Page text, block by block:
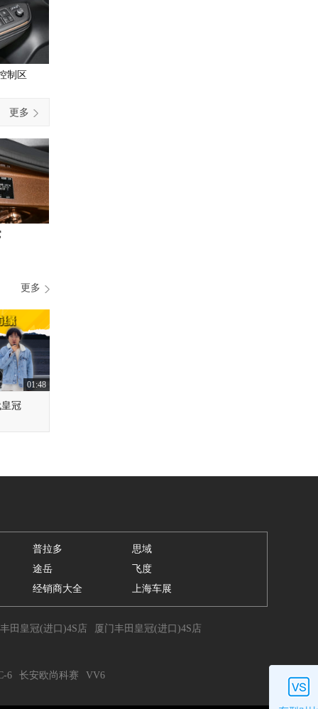
制区
更多
更多
01:48
冠
普拉多
思域
途岳
飞度
经销商大全
上海车展
田皇冠(进口)4S店 厦门丰田皇冠(进口)4S店
6 长安欧尚科赛 VV6